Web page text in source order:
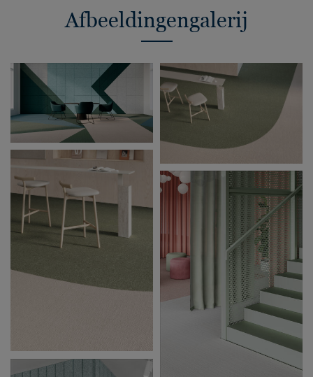
Afbeeldingengalerij